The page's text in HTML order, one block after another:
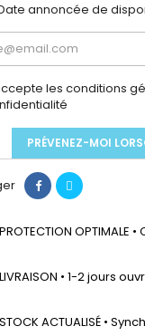
annoncée de
les conditions
PRÉVENEZ-MOI
PROTECTION
LIVRAISON • 1-2 jours
STOCK ACTUALISÉ •